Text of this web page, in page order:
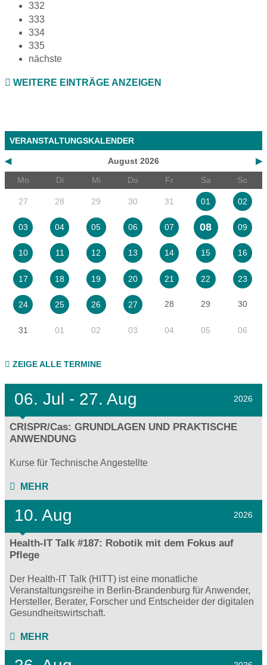
332
333
334
335
nächste
WEITERE EINTRÄGE ANZEIGEN
VERANSTALTUNGSKALENDER
◀ ▶
August 2026
Mo
Di Mi Do Fr Sa So
27 28 29 30 31 01 02
03 04 05 06 07 08 09
10 11 12 13 14 15 16
17 18 19 20 21 22 23
24 25 26 27 28 29 30
31 01 02 03 04 05 06
ZEIGE ALLE TERMINE
06. Jul - 27. Aug 2026
CRISPR/Cas: GRUNDLAGEN UND PRAKTISCHE
ANWENDUNG
Kurse für Technische Angestellte
MEHR
10. Aug 2026
Health-IT Talk #187: Robotik mit dem Fokus auf
Pflege
Der Health-IT Talk (HITT) ist eine monatliche
Veranstaltungsreihe in Berlin-Brandenburg für Anwender,
Hersteller, Berater, Forscher und Entscheider der digitalen
Gesundheitswirtschaft.
MEHR